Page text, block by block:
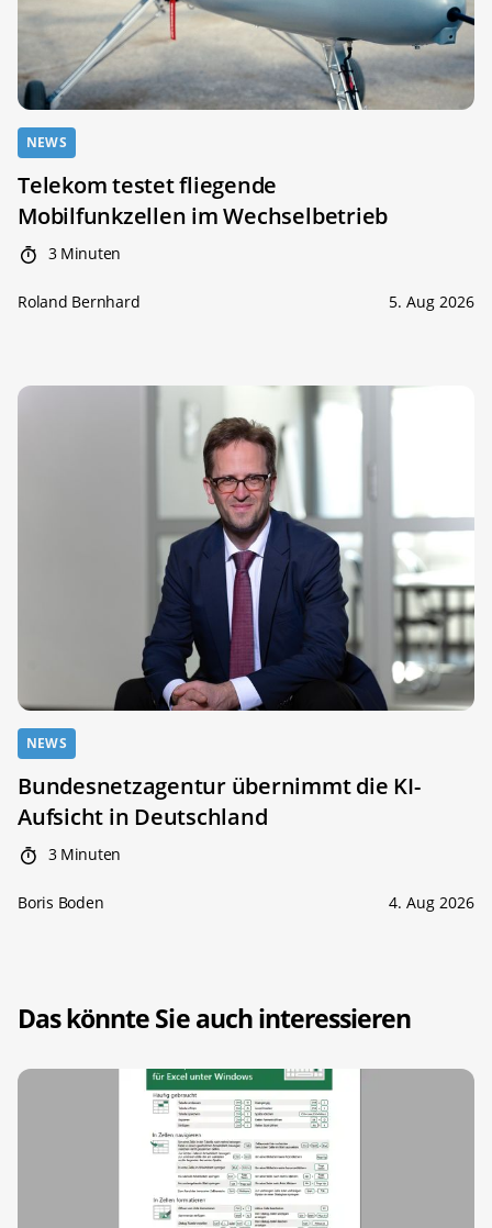
NEWS
Telekom testet fliegende
Mobilfunkzellen im Wechselbetrieb
3 Minuten
Roland Bernhard 5. Aug 2026
NEWS
Bundesnetzagentur übernimmt die KI-
Aufsicht in Deutschland
3 Minuten
Boris Boden 4. Aug 2026
Das könnte Sie auch interessieren